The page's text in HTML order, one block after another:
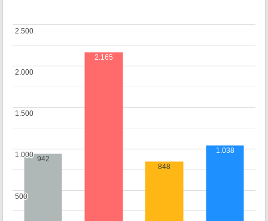
500
500
1.000
1.000
1.500
1.500
2.000
2.000
2.500
2.500
942
2.165
848
1.038